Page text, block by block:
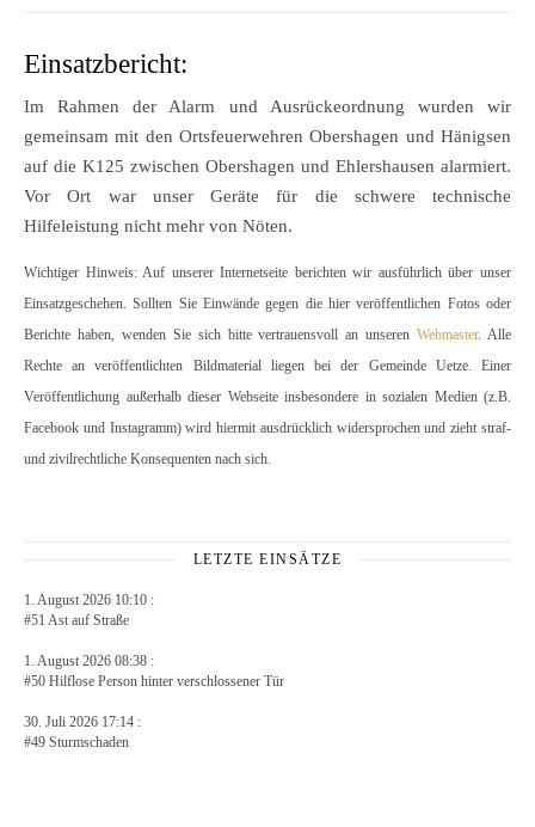
Einsatzbericht:
Im Rahmen der Alarm und Ausrückeordnung wurden wir
gemeinsam mit den Ortsfeuerwehren Obershagen und Hänigsen
auf die K125 zwischen Obershagen und Ehlershausen alarmiert.
Vor Ort war unser Geräte für die schwere technische
Hilfeleistung nicht mehr von Nöten.
Wichtiger Hinweis: Auf unserer Internetseite berichten wir ausführlich über unser
Einsatzgeschehen. Sollten Sie Einwände gegen die hier veröffentlichen Fotos oder
Berichte haben, wenden Sie sich bitte vertrauensvoll an unserenWebmaster. Alle
Rechte an veröffentlichten Bildmaterial liegen bei der Gemeinde Uetze. Einer
Veröffentlichung außerhalb dieser Webseite insbesondere in sozialen Medien (z.B.
Facebook und Instagramm) wird hiermit ausdrücklich widersprochen und zieht straf-
und zivilrechtliche Konsequenten nach sich.
LETZTE EINSÄTZE
1. August 2026 10:10 :
#51 Ast auf Straße
1. August 2026 08:38 :
#50 Hilflose Person hinter verschlossener Tür
30. Juli 2026 17:14 :
#49 Sturmschaden